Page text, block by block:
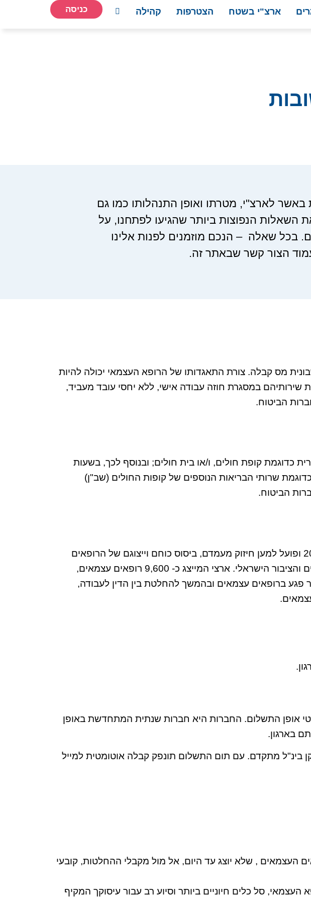
ארצ"י בשטח הצטרפות קהילה כניסה
לארצ"י, מטרתו ואופן התנהלותו כמו גם
השאלות הנפוצות ביותר שהגיעו לפתחנו, על
בכל שאלה – הנכם מוזמנים לפנות אלינו
הצור קשר שבאתר זה.
מס קבלה. צורת התאגדותו של הרופא העצמאי יכולה להיות
במסגרת חוזה עבודה אישי, ללא יחסי עובד מעביד,
הביטוח.
כדוגמת קופת חולים, ו/או בית חולים; ובנוסף לכך, בשעות
שרותי הבריאות הנוספים של קופות החולים (שב"ן)
הביטוח.
ארצ"י – ארגון הרופאים העצמאים (ע"ר), הראשון והיחיד בישראל, קם בשנת 2017 ופועל למען חיזוק מעמדם, ביסוס כוחם וייצוגם של הרופאים
העצמאים אל מול מקבלי ההחלטות, הרגולטורים, המבטחים הפרטיים והמסחריים והציבור הישראלי. ארצי המייצג כ- 9,600 רופאים עצמאים,
אשר פגע ברופאים עצמאים ובהמשך להחלטת בין הדין לעבודה,
אופן התשלום. החברות היא חברות שנתית המתחדשת באופן
בארגון.
בינ"ל מתקדם. עם תום התשלום תונפק קבלה אוטומטית למייל
העצמאים , שלא יוצג עד היום, אל מול מקבלי ההחלטות, קובעי
סל כלים חיוניים ביותר וסיוע רב עבור עיסוקך המקיף